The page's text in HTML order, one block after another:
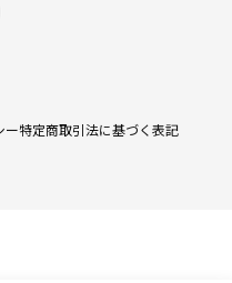
ー特定商取引法に基づく表記